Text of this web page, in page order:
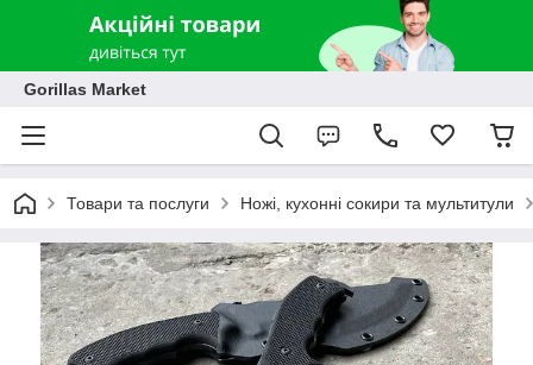
Gorillas Market
Товари та послуги Ножі, кухонні сокири та мультитули